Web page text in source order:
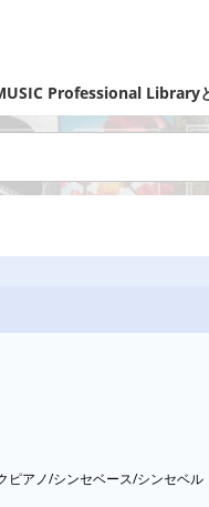
Professional Library
ピアノ/シンセベース/シンセベル